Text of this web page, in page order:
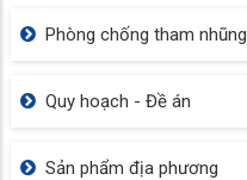
Phòng chống tham nhũng
Quy hoạch - Đề án
Sản phẩm địa phương